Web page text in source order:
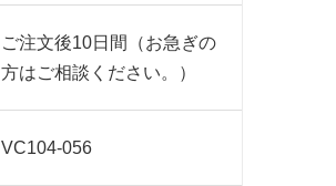
ご注文後10日間（お急ぎの
方はご相談ください。）
VC104-056